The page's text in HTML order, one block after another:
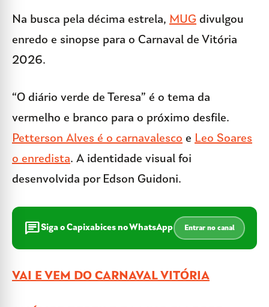
Na busca pela décima estrela, MUG divulgou
enredo e sinopse para o Carnaval de Vitória
2026.
“O diário verde de Teresa” é o tema da
vermelho e branco para o próximo desfile.
Petterson Alves é o carnavalesco e Leo Soares
o enredista. A identidade visual foi
desenvolvida por Edson Guidoni.
chatSiga o Capixabices no WhatsApp Entrar no canal
VAI E VEM DO CARNAVAL VITÓRIA